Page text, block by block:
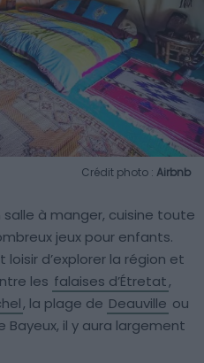
Crédit photo : Airbnb
à manger, cuisine toute
jeux pour enfants.
loisir d’explorer la région et
les falaises d’Étretat,
, la plage de Deauville ou
Bayeux, il y aura largement